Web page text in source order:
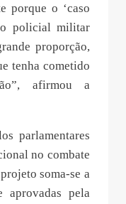
porque o ‘caso
policial militar
proporção,
tenha cometido
afirmou a
parlamentares
no combate
soma-se a
aprovadas pela